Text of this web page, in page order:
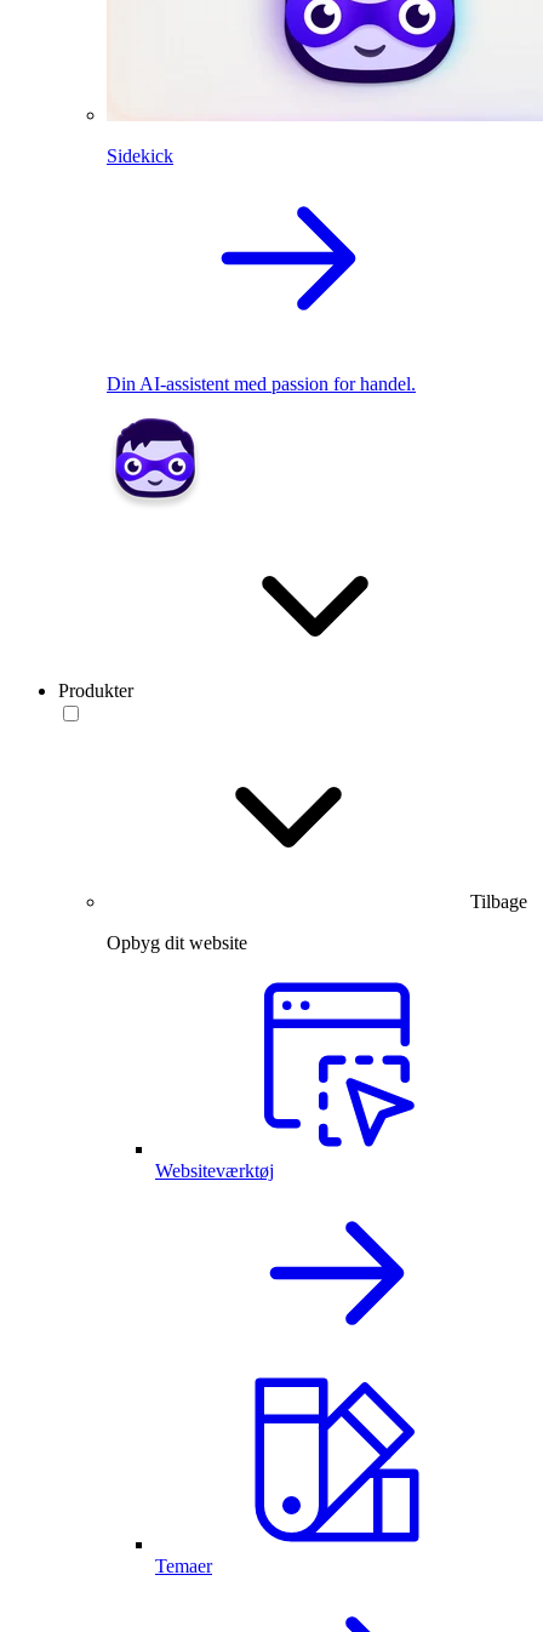
Sidekick
Din AI-assistent med passion for handel.
Produkter
Tilbage
Opbyg dit website
Websiteværktøj
Temaer